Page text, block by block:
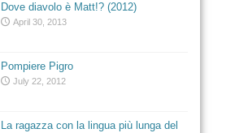
Dove diavolo è Matt!? (2012)
April 30, 2013
Pompiere Pigro
July 22, 2012
La ragazza con la lingua più lunga del